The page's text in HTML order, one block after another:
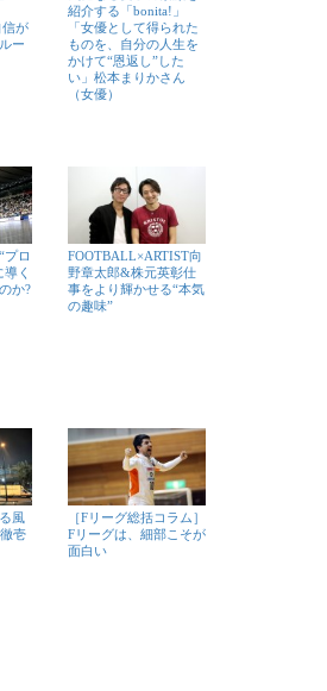
信が
ー
紹介する「bonita!」
「女優として得られた
ものを、自分の人生を
かけて“恩返し”した
い」松本まりかさん
（女優）
プロ
く
か?
FOOTBALL×ARTIST向
野章太郎&株元英彰仕
事をより輝かせる“本気
の趣味”
風
壱
［Fリーグ総括コラム］
Fリーグは、細部こそが
面白い